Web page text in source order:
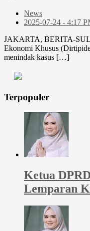
News
2025-07-24 - 4:17
JAKARTA, BERITA-
Ekonomi Khusus
menindak kasus […]
Terpopuler
Ketua
Lemparan